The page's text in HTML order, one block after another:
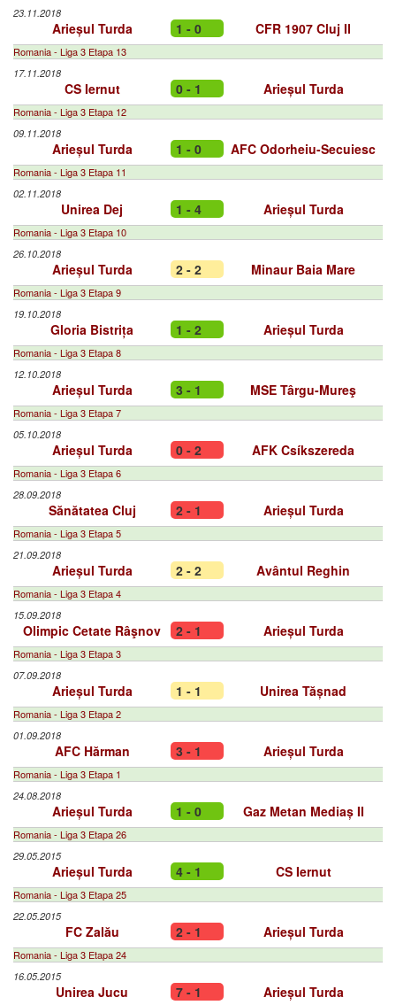
23.11.2018
Arieșul Turda 1 - 0 CFR 1907 Cluj II
Romania - Liga 3 Etapa 13
17.11.2018
CS Iernut 0 - 1 Arieșul Turda
Romania - Liga 3 Etapa 12
09.11.2018
Arieșul Turda 1 - 0 AFC Odorheiu-Secuiesc
Romania - Liga 3 Etapa 11
02.11.2018
Unirea Dej 1 - 4 Arieșul Turda
Romania - Liga 3 Etapa 10
26.10.2018
Arieșul Turda 2 - 2 Minaur Baia Mare
Romania - Liga 3 Etapa 9
19.10.2018
Gloria Bistrița 1 - 2 Arieșul Turda
Romania - Liga 3 Etapa 8
12.10.2018
Arieșul Turda 3 - 1 MSE Târgu-Mureş
Romania - Liga 3 Etapa 7
05.10.2018
Arieșul Turda 0 - 2 AFK Csíkszereda
Romania - Liga 3 Etapa 6
28.09.2018
Sănătatea Cluj 2 - 1 Arieșul Turda
Romania - Liga 3 Etapa 5
21.09.2018
Arieșul Turda 2 - 2 Avântul Reghin
Romania - Liga 3 Etapa 4
15.09.2018
Olimpic Cetate Râşnov 2 - 1 Arieșul Turda
Romania - Liga 3 Etapa 3
07.09.2018
Arieșul Turda 1 - 1 Unirea Tășnad
Romania - Liga 3 Etapa 2
01.09.2018
AFC Hărman 3 - 1 Arieșul Turda
Romania - Liga 3 Etapa 1
24.08.2018
Arieșul Turda 1 - 0 Gaz Metan Mediaș II
Romania - Liga 3 Etapa 26
29.05.2015
Arieșul Turda 4 - 1 CS Iernut
Romania - Liga 3 Etapa 25
22.05.2015
FC Zalău 2 - 1 Arieșul Turda
Romania - Liga 3 Etapa 24
16.05.2015
Unirea Jucu 7 - 1 Arieșul Turda